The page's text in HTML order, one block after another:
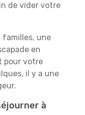
de vider votre
familles, une
en
pour votre
il y a une
à